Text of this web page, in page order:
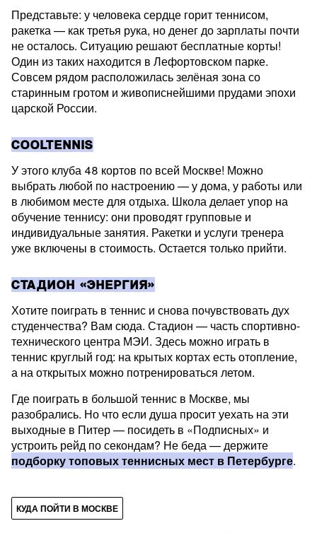
Представьте: у человека сердце горит теннисом,
ракетка — как третья рука, но денег до зарплаты почти
не осталось. Ситуацию решают бесплатные корты!
Один из таких находится в Лефортовском парке.
Совсем рядом расположилась зелёная зона со
старинным гротом и живописнейшими прудами эпохи
царской России.
COOLTENNIS
У этого клуба 48 кортов по всей Москве! Можно
выбрать любой по настроению — у дома, у работы или
в любимом месте для отдыха. Школа делает упор на
обучение теннису: они проводят групповые и
индивидуальные занятия. Ракетки и услуги тренера
уже включены в стоимость. Остается только прийти.
СТАДИОН «ЭНЕРГИЯ»
Хотите поиграть в теннис и снова почувствовать дух
студенчества? Вам сюда. Стадион — часть спортивно-
технического центра МЭИ. Здесь можно играть в
теннис круглый год: на крытых кортах есть отопление,
а на открытых можно потренироваться летом.
Где поиграть в большой теннис в Москве, мы
разобрались. Но что если душа просит уехать на эти
выходные в Питер — посидеть в «Подписных» и
устроить рейд по секондам? Не беда — держите
подборку топовых теннисных мест в Петербурге.
КУДА ПОЙТИ В МОСКВЕ